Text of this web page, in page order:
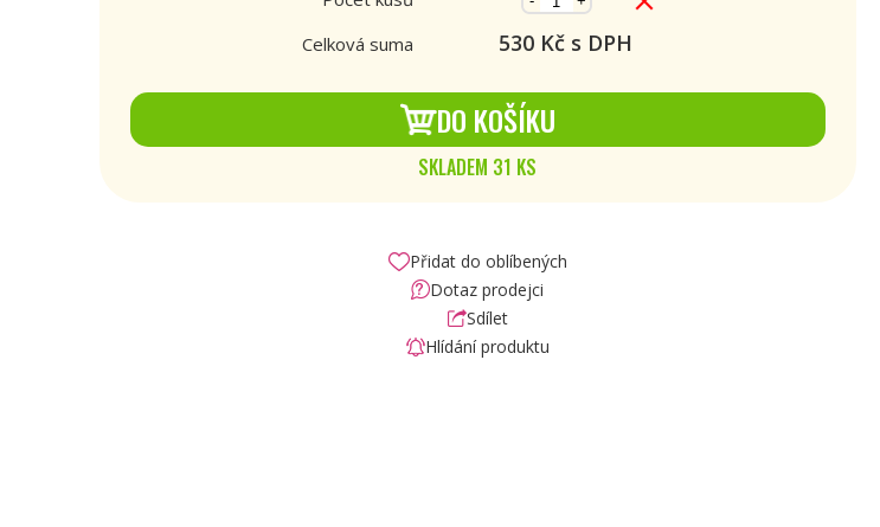
Celková suma 530 Kč s DPH
DO KOŠÍKU
SKLADEM 31 KS
Přidat do oblíbených
Dotaz prodejci
Sdílet
Hlídání produktu